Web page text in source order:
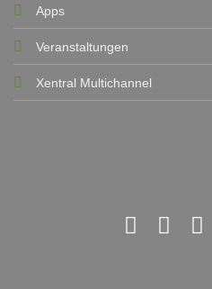
Apps
Veranstaltungen
Xentral Multichannel